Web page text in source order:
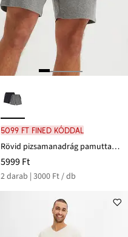
5099 Ft FINED kóddal
Rövid pizsamanadrág pamuttal (2 db-os csomag)
5999 Ft
2 darab | 3000 Ft / db